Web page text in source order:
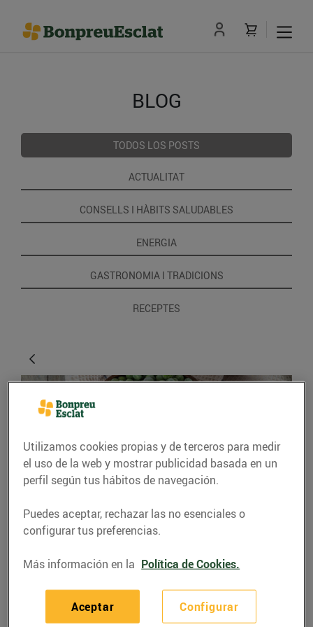
BLOG
TODOS LOS POSTS
ACTUALITAT
CONSELLS I HÀBITS SALUDABLES
ENERGIA
GASTRONOMIA I TRADICIONS
RECEPTES
CONSEJOS Y HÁBITOS SALUDABLES
els aliments
27/abril/2020
Utilizamos cookies propias y de terceros para medir
el uso de la web y mostrar publicidad basada en un
perfil según tus hábitos de navegación.
Puedes aceptar, rechazar las no esenciales o
configurar tus preferencias.
Más información en la Política de Cookies.
Configurar
Aceptar